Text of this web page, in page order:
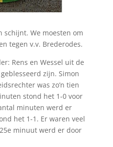
schijnt. We moesten om
tegen v.v. Brederodes.
Rens en Wessel uit de
zijn. Simon
was zo’n tien
stond het 1-0 voor
minuten werd er
het 1-1. Er waren veel
minuut werd er door